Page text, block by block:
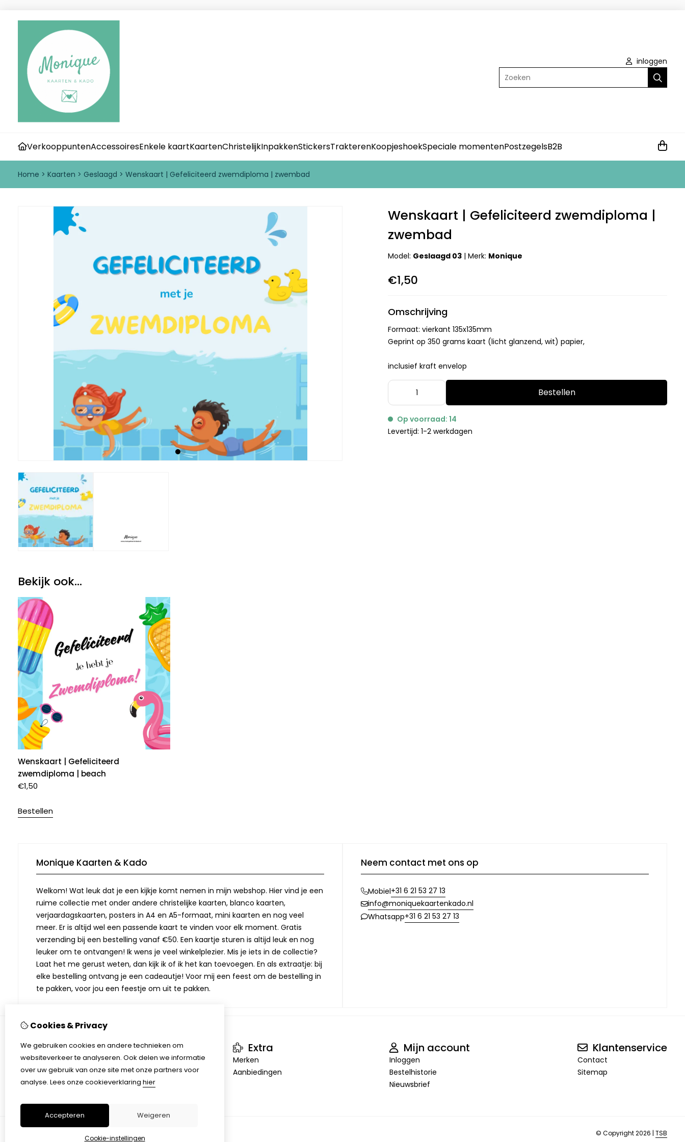
inloggen
Zoeken
VerkooppuntenAccessoiresEnkele kaartKaartenChristelijkInpakkenStickersTrakterenKoopjeshoekSpeciale momentenPostzegelsB2B
Home > Kaarten > Geslaagd > Wenskaart | Gefeliciteerd zwemdiploma | zwembad
Wenskaart | Gefeliciteerd zwemdiploma |
zwembad
Model: Geslaagd 03 |Merk: Monique
€1,50
Omschrijving
Formaat: vierkant 135x135mm
Geprint op 350 grams kaart (licht glanzend, wit) papier,
inclusief kraft envelop
Bestellen
Op voorraad: 14
Levertijd: 1-2 werkdagen
Bekijk ook...
Wenskaart | Gefeliciteerd
zwemdiploma | beach
€1,50
Bestellen
Monique Kaarten & Kado
Welkom! Wat leuk dat je een kijkje komt nemen in mijn webshop. Hier vind je een
ruime collectie met onder andere christelijke kaarten, blanco kaarten,
verjaardagskaarten, posters in A4 en A5-formaat, mini kaarten en nog veel
meer. Er is altijd wel een passende kaart te vinden voor elk moment. Gratis
verzending bij een bestelling vanaf €50. Een kaartje sturen is altijd leuk en nog
leuker om te ontvangen! Ik wens je veel winkelplezier. Mis je iets in de collectie?
Laat het me gerust weten, dan kijk ik of ik het kan toevoegen. En als extraatje: bij
elke bestelling ontvang je een cadeautje! Voor mij een feest om de bestelling in
te pakken, voor jou een feestje om uit te pakken.
Neem contact met ons op
Mobiel+31 6 21 53 27 13
info@moniquekaartenkado.nl
Whatsapp+31 6 21 53 27 13
Informatie
Over Monique Kaarten & Kado
Verzending
Algemene voorwaarden
Extra
Merken
Aanbiedingen
Mijn account
Inloggen
Bestelhistorie
Nieuwsbrief
Klantenservice
Contact
Sitemap
© Copyright 2026 | TSB
Cookies & Privacy
We gebruiken cookies en andere technieken om
websiteverkeer te analyseren. Ook delen we informatie
over uw gebruik van onze site met onze partners voor
analyse. Lees onze cookieverklaring hier
Accepteren Weigeren
Cookie-instellingen